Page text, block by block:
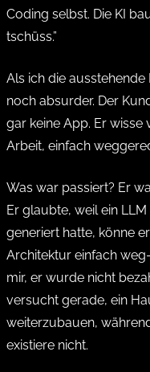
Coding selbst. Die KI
tschüss.”
Als ich die
noch absurder. Der
gar keine App. Er
Arbeit, einfach
Was war passiert? Er
Er glaubte, weil ein
generiert hatte, könne
Architektur einfach
mir, er wurde nicht
versucht gerade, ein
weiterzubauen,
existiere nicht.